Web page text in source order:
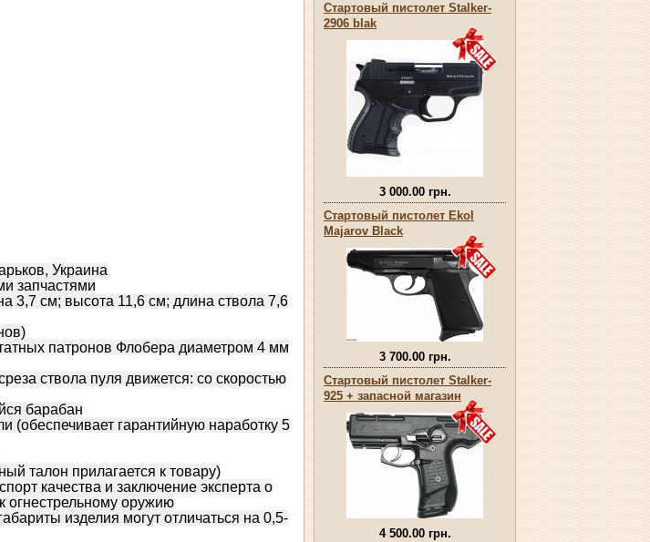
Украина
запчастями
3,7 см; высота 11,6 см; длина ствола 7,6
патронов Флобера диаметром 4 мм
ствола пуля движется: со скоростью
барабан
(обеспечивает гарантийную наработку 5
талон прилагается к товару)
качества и заключение эксперта о
огнестрельному оружию
изделия могут отличаться на 0,5-
Стартовый пистолет Stalker-
2906 blak
3 000.00 грн.
Стартовый пистолет Ekol
Majarov Black
3 700.00 грн.
Стартовый пистолет Stalker-
925 + запасной магазин
4 500.00 грн.